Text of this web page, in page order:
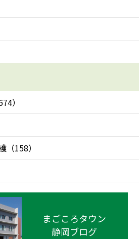
）
（158）
まごころタウン
静岡ブログ